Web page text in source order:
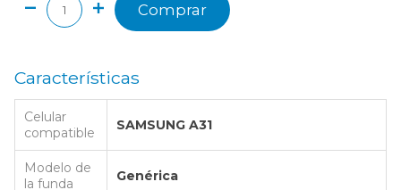
Comprar
Características
Celular
compatible
SAMSUNG A31
Modelo de
la funda
Genérica